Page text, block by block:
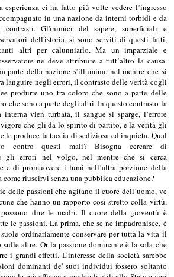
esperienza ci ha fatto più volte vedere l’ingresso
in una nazione da interni torbidi e da
contrasti. Gl'inimici del sapere, superficiali e
dell'istoria, si sono serviti di questi fatti,
altri per calunniarlo. Ma un imparziale e
ne deve attribuire a tutt’altro la causa.
parte della nazione s’illumina, nel mentre che si
languire negli errori, il contrasto delle verità cogli
produrre uno tra coloro che sono a parte delle
che sono a parte degli altri. In questo contrasto la
vien turbata, il sangue si sparge, l’errore
che gli dà lo spirito di partito, e la verità gli
le produce la taccia di sediziosa ed inquieta. Qual
contro questi mali? Bisogna cercare di
gli errori nel volgo, nel mentre che si cerca
e di promuovere i lumi nell’altra porzione della
come riuscirvi senza una pubblica educazione?
delle passioni che agitano il cuore dell’uomo, ve
che hanno un rapporto così stretto colla virtù,
dire le madri. Il cuore della gioventù è
le passioni. La prima, che se ne impadronisce, è
ordinariamente conservare per tutta la vita il
sulle altre. Or la passione dominante è la sola che
i grandi effetti. L’interesse della società sarebbe
dominanti de' suoi individui fossero soltanto